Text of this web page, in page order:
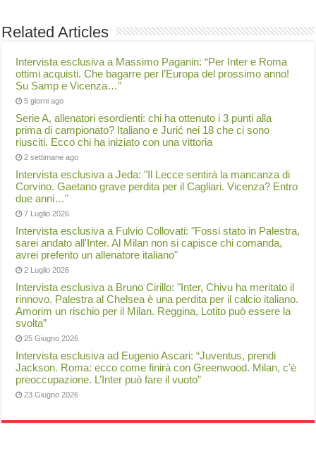
Related Articles
Intervista esclusiva a Massimo Paganin: “Per Inter e Roma
ottimi acquisti. Che bagarre per l’Europa del prossimo anno!
Su Samp e Vicenza…”
5 giorni ago
Serie A, allenatori esordienti: chi ha ottenuto i 3 punti alla
prima di campionato? Italiano e Jurić nei 18 che ci sono
riusciti. Ecco chi ha iniziato con una vittoria
2 settimane ago
Intervista esclusiva a Jeda: "Il Lecce sentirà la mancanza di
Corvino. Gaetano grave perdita per il Cagliari. Vicenza? Entro
due anni…"
7 Luglio 2026
Intervista esclusiva a Fulvio Collovati: "Fossi stato in Palestra,
sarei andato all'Inter. Al Milan non si capisce chi comanda,
avrei preferito un allenatore italiano"
2 Luglio 2026
Intervista esclusiva a Bruno Cirillo: "Inter, Chivu ha meritato il
rinnovo. Palestra al Chelsea è una perdita per il calcio italiano.
Amorim un rischio per il Milan. Reggina, Lotito può essere la
svolta”
25 Giugno 2026
Intervista esclusiva ad Eugenio Ascari: “Juventus, prendi
Jackson. Roma: ecco come finirà con Greenwood. Milan, c’è
preoccupazione. L’Inter può fare il vuoto”
23 Giugno 2026